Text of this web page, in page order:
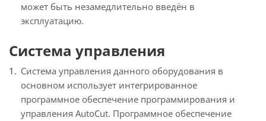
может быть незамедлительно введён в
эксплуатацию.
Система управления
Система управления данного оборудования в
основном использует интегрированное
программное обеспечение программирования и
управления AutoCut. Программное обеспечение